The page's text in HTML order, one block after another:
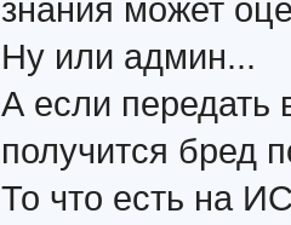
знания может
Ну или админ...
А если передать
получится бред
То что есть на